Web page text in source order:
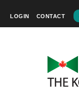
LOGIN CONTACT